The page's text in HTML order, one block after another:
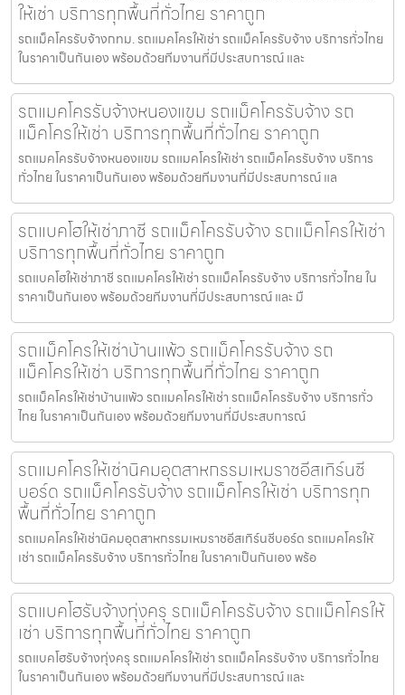
ให้เช่า บริการทุกพื้นที่ทั่วไทย ราคาถูก
รถแม็คโครรับจ้างกทม. รถแมคโครให้เช่า รถแม็คโครรับจ้าง บริการทั่วไทย
ในราคาเป็นกันเอง พร้อมด้วยทีมงานที่มีประสบการณ์ และ
รถแมคโครรับจ้างหนองแขม รถแม็คโครรับจ้าง รถ
แม็คโครให้เช่า บริการทุกพื้นที่ทั่วไทย ราคาถูก
รถแมคโครรับจ้างหนองแขม รถแมคโครให้เช่า รถแม็คโครรับจ้าง บริการ
ทั่วไทย ในราคาเป็นกันเอง พร้อมด้วยทีมงานที่มีประสบการณ์ แล
รถแบคโฮให้เช่าภาชี รถแม็คโครรับจ้าง รถแม็คโครให้เช่า
บริการทุกพื้นที่ทั่วไทย ราคาถูก
รถแบคโฮให้เช่าภาชี รถแมคโครให้เช่า รถแม็คโครรับจ้าง บริการทั่วไทย ใน
ราคาเป็นกันเอง พร้อมด้วยทีมงานที่มีประสบการณ์ และ มื
รถแม็คโครให้เช่าบ้านแพ้ว รถแม็คโครรับจ้าง รถ
แม็คโครให้เช่า บริการทุกพื้นที่ทั่วไทย ราคาถูก
รถแม็คโครให้เช่าบ้านแพ้ว รถแมคโครให้เช่า รถแม็คโครรับจ้าง บริการทั่ว
ไทย ในราคาเป็นกันเอง พร้อมด้วยทีมงานที่มีประสบการณ์
รถแมคโครให้เช่านิคมอุตสาหกรรมเหมราชอีสเทิร์นซี
บอร์ด รถแม็คโครรับจ้าง รถแม็คโครให้เช่า บริการทุก
พื้นที่ทั่วไทย ราคาถูก
รถแมคโครให้เช่านิคมอุตสาหกรรมเหมราชอีสเทิร์นซีบอร์ด รถแมคโครให้
เช่า รถแม็คโครรับจ้าง บริการทั่วไทย ในราคาเป็นกันเอง พร้อ
รถแบคโฮรับจ้างทุ่งครุ รถแม็คโครรับจ้าง รถแม็คโครให้
เช่า บริการทุกพื้นที่ทั่วไทย ราคาถูก
รถแบคโฮรับจ้างทุ่งครุ รถแมคโครให้เช่า รถแม็คโครรับจ้าง บริการทั่วไทย
ในราคาเป็นกันเอง พร้อมด้วยทีมงานที่มีประสบการณ์ และ